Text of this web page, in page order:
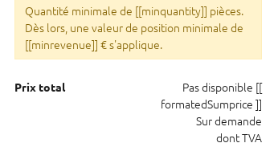
Quantité minimale de [[minquantity]] pièces.
Dès lors, une valeur de position minimale de
[[minrevenue]] € s'applique.
Prix total Pas disponible [[
formatedSumprice ]]
Sur demande
dont TVA